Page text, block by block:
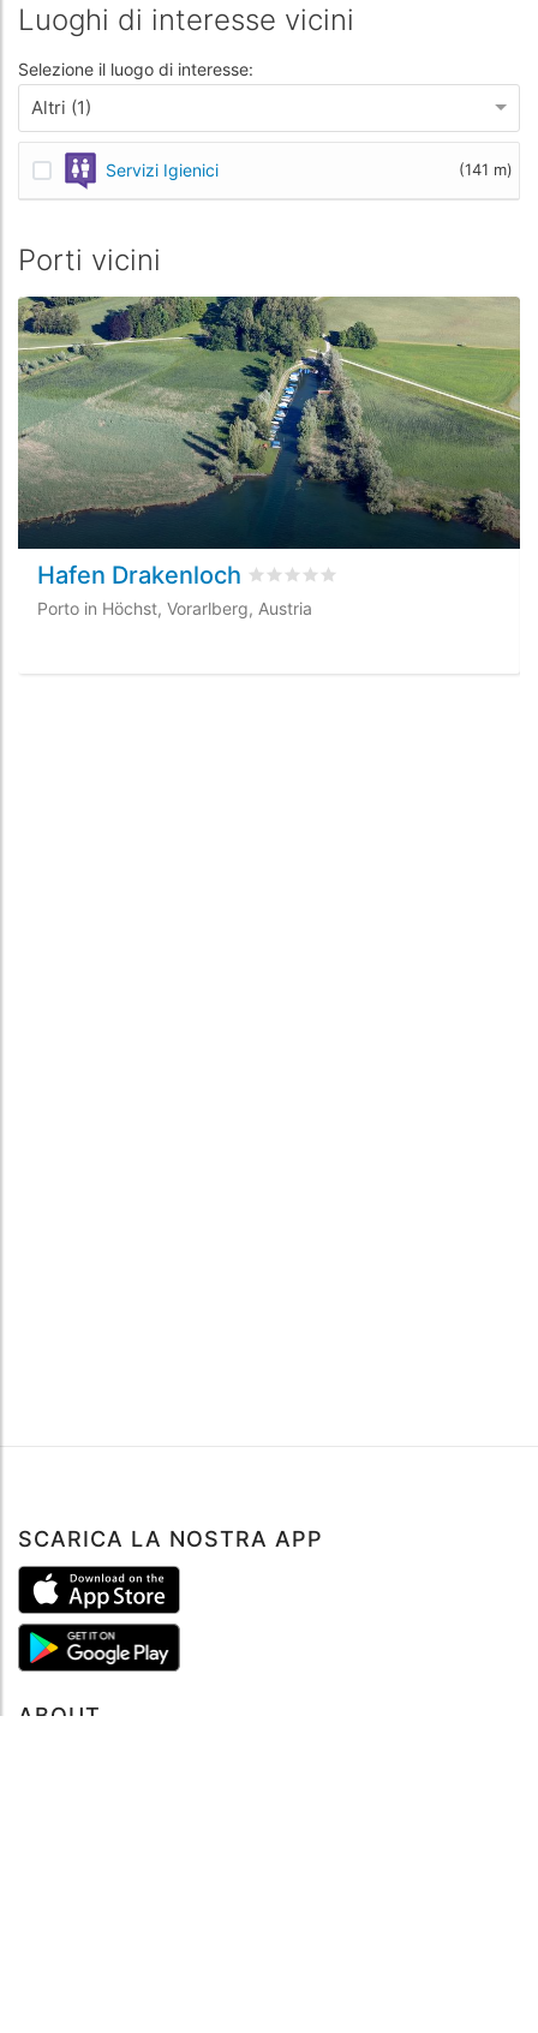
Luoghi di interesse vicini
Selezione il luogo di interesse:
Altri (1)
Servizi Igienici (141 m)
Porti vicini
Hafen Drakenloch Valutato0
Porto in Höchst, Vorarlberg, Austria
SCARICA LA NOSTRA APP
ABOUT